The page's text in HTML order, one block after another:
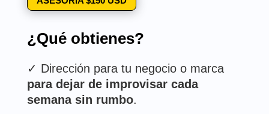
¿Qué obtienes?
✓ Dirección para tu negocio o marca
para dejar de improvisar cada
semana sin rumbo.